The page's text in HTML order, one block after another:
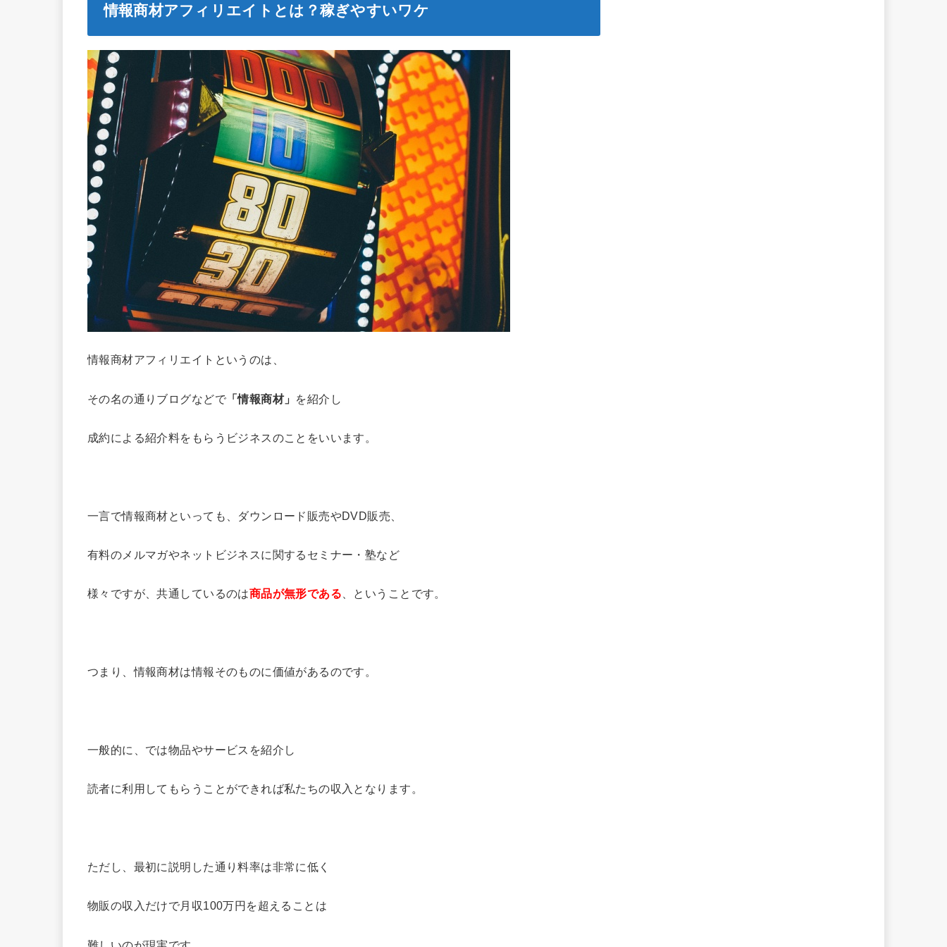
情報商材アフィリエイトとは？稼ぎやすいワケ
情報商材アフィリエイトというのは、
その名の通りブログなどで「情報商材」 を紹介し
成約による紹介料をもらうビジネスのことをいいます。
一言で情報商材といっても、ダウンロード販売やDVD販売、
有料のメルマガやネットビジネスに関するセミナー・塾など
様々ですが、共通しているのは商品が無形である 、ということです。
つまり、情報商材は情報そのものに価値があるのです。
一般的に、では物品やサービスを紹介し
読者に利用してもらうことができれば私たちの収入となります。
ただし、最初に説明した通り料率は非常に低く
物販の収入だけで月収100万円を超えることは